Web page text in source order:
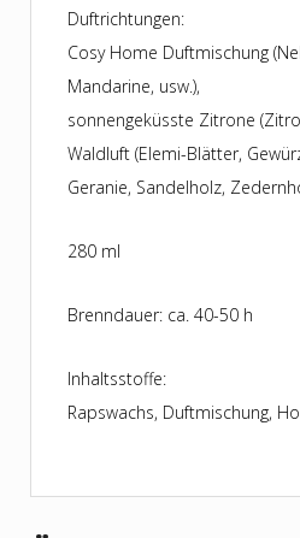
Duftrichtungen:
Cosy Home Duftmischung
Mandarine, usw.),
sonnengeküsste Zitrone
Waldluft (Elemi-Blätter,
Geranie, Sandelholz,
280 ml
Brenndauer: ca. 40-50 h
Inhaltsstoffe:
Rapswachs, Duftmischung,